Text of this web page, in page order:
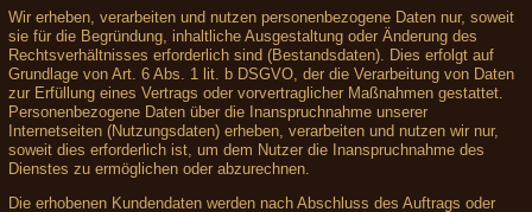
Wir erheben, verarbeiten und nutzen personenbezogene Daten nur, soweit
sie für die Begründung, inhaltliche Ausgestaltung oder Änderung des
Rechtsverhältnisses erforderlich sind (Bestandsdaten). Dies erfolgt auf
Grundlage von Art. 6 Abs. 1 lit. b DSGVO, der die Verarbeitung von Daten
zur Erfüllung eines Vertrags oder vorvertraglicher Maßnahmen gestattet.
Personenbezogene Daten über die Inanspruchnahme unserer
Internetseiten (Nutzungsdaten) erheben, verarbeiten und nutzen wir nur,
soweit dies erforderlich ist, um dem Nutzer die Inanspruchnahme des
Dienstes zu ermöglichen oder abzurechnen.
Die erhobenen Kundendaten werden nach Abschluss des Auftrags oder